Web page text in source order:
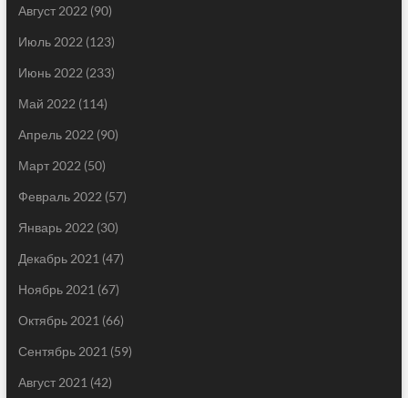
Август 2022 (90)
Июль 2022 (123)
Июнь 2022 (233)
Май 2022 (114)
Апрель 2022 (90)
Март 2022 (50)
Февраль 2022 (57)
Январь 2022 (30)
Декабрь 2021 (47)
Ноябрь 2021 (67)
Октябрь 2021 (66)
Сентябрь 2021 (59)
Август 2021 (42)